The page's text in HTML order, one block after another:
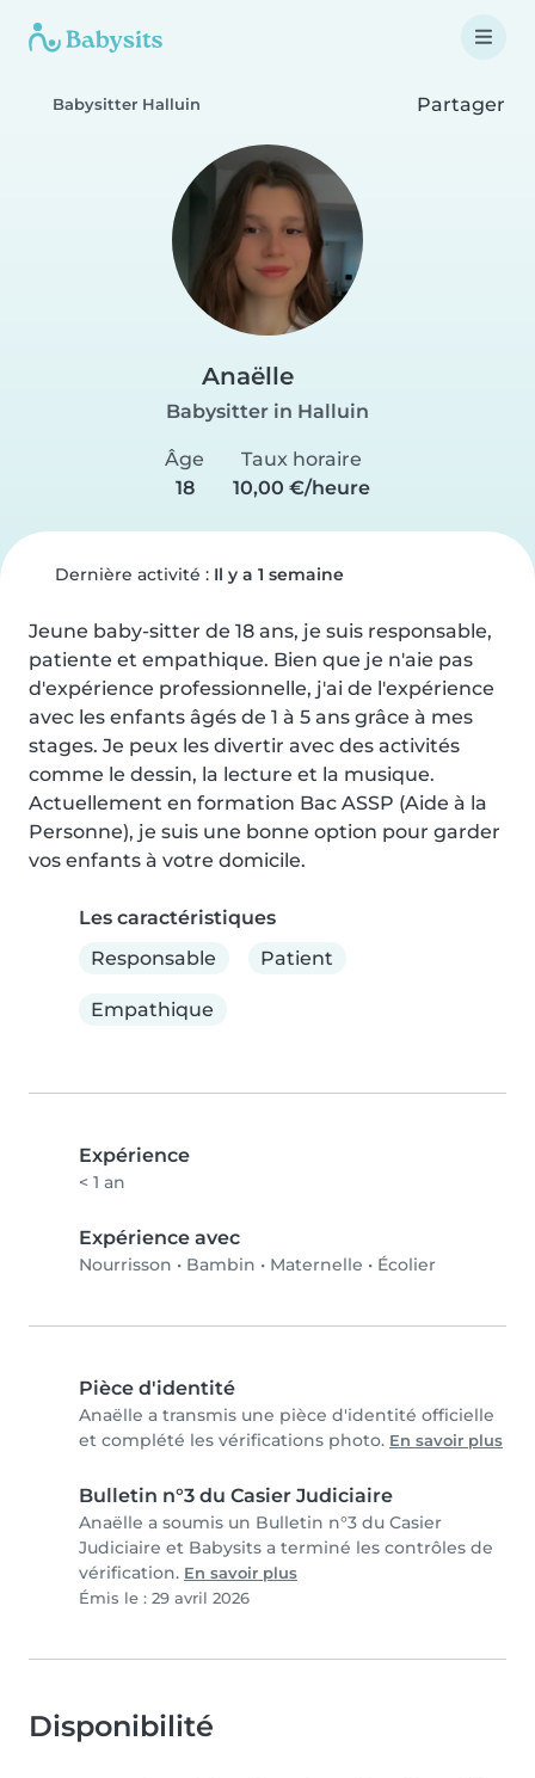
Babysitter Halluin Partager
Anaëlle
Babysitter in Halluin
Âge
18
Taux horaire
10,00 €/heure
Dernière activité : Il y a 1 semaine
Jeune baby-sitter de 18 ans, je suis responsable,
patiente et empathique. Bien que je n'aie pas
d'expérience professionnelle, j'ai de l'expérience
avec les enfants âgés de 1 à 5 ans grâce à mes
stages. Je peux les divertir avec des activités
comme le dessin, la lecture et la musique.
Actuellement en formation Bac ASSP (Aide à la
Personne), je suis une bonne option pour garder
vos enfants à votre domicile.
Les caractéristiques
Responsable
Patient
Empathique
Expérience
< 1 an
Expérience avec
Nourrisson • Bambin • Maternelle • Écolier
Pièce d'identité
Anaëlle a transmis une pièce d'identité officielle
et complété les vérifications photo. En savoir plus
Bulletin n°3 du Casier Judiciaire
Anaëlle a soumis un Bulletin n°3 du Casier
Judiciaire et Babysits a terminé les contrôles de
vérification. En savoir plus
Émis le : 29 avril 2026
Disponibilité